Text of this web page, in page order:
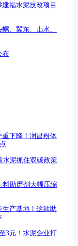
福水泥技改项目
、冀东、山水、
布
重下降！润昌粉体
水泥抓住双碳政策
料助磨剂大幅压缩
生产基地！这款助
3元！水泥企业打